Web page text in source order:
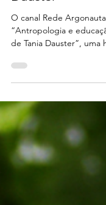
trajetória
Dauster”
O canal Rede
de Tania Dauster”, uma
Tania Dauster, um dos